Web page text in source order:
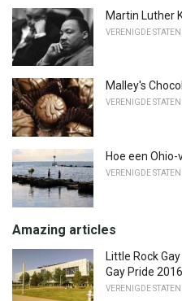
Martin Luther
VERENIGDE STATEN
Malley's
VERENIGDE STATEN
Hoe een
VERENIGDE STATEN
Amazing articles
Little Rock
Gay Pride 2016
VERENIGDE STATEN